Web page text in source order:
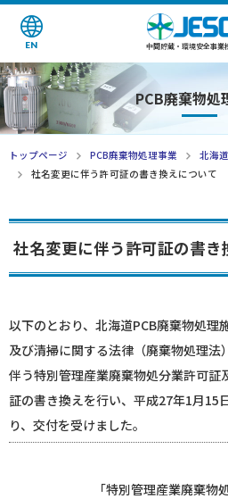
中間貯蔵・環境安全事業
EN
PCB廃棄物処
トップページ PCB廃棄物処理事業 北海
社名変更に伴う許可証の書き換えについて
社名変更に伴う許可証の書き
以下のとおり、北海道PCB廃棄物処理
及び清掃に関する法律（廃棄物処理法
伴う特別管理産業廃棄物処分業許可証
証の書き換えを行い、平成27年1月15
り、交付を受けました。
「特別管理産業廃棄物